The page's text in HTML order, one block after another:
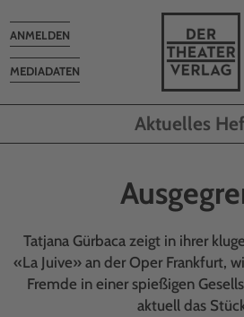
MEDIADATEN
Toggle
navigation
ANMELDEN
Aktuelles
Tatjana Gürbaca zeigt in ihrer
«La Juive» an der Oper Frankfurt,
Fremde in einer spießigen
aktuell das